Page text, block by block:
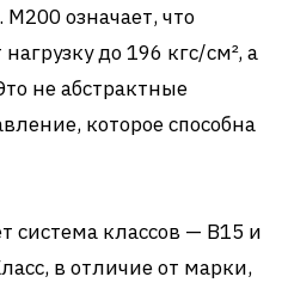
означает, что
до 196 кгс/см², а
не абстрактные
которое способна
система классов — В15 и
в отличие от марки,